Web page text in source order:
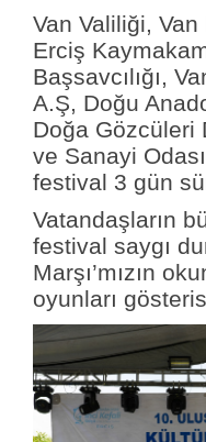
Van Valiliği,
Erciş
Başsavcılığı,
A.Ş, Doğu
Doğa Gözcüleri
ve Sanayi
festival 3 gün
Vatandaşların
festival saygı
Marşı’mızın
oyunları